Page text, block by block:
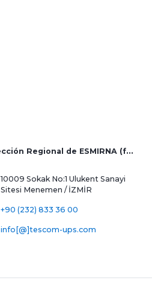
Dirección Regional de ESMIRNA (fábrica y ventas al extranjero)
10009 Sokak No:1 Ulukent Sanayi
Sitesi Menemen / İZMİR
+90 (232) 833 36 00
info[@]tescom-ups.com